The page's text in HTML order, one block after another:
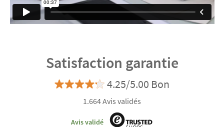
Satisfaction garantie
4.25/5.00 Bon
1.664 Avis validés
Avis validé